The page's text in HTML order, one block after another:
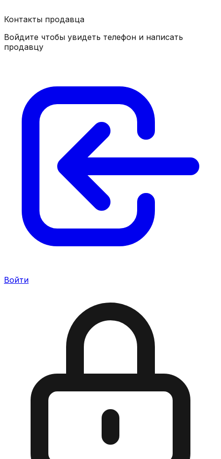
Контакты продавца
Войдите чтобы увидеть телефон и написать
продавцу
Войти